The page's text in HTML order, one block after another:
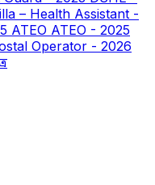
– Health Assistant -
ATEO ATEO - 2025
Operator - 2026